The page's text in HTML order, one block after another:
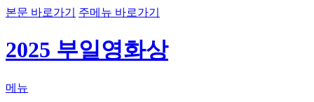
본문 바로가기 주메뉴 바로가기
2025 부일영화상
메뉴